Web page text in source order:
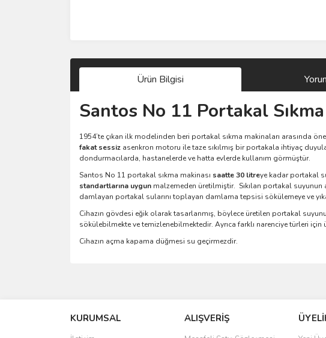
Ürün Bilgisi
Santos No 11 Portakal
1954’te çıkan ilk modelinden beri portakal sıkma makinaları arasında
fakat sessiz asenkron motoru ile taze sıkılmış bir portakala ihtiyaç
dondurmacılarda, hastanelerde ve hatta evlerde kullanım görmüştür.
Santos No 11 portakal sıkma makinası saatte 30 litreye kadar portakal
standartlarına uygun malzemeden üretilmiştir. Sıkılan portakal
damlayan portakal sularını toplayan damlama tepsisi sökülemeye ve
Cihazın gövdesi eğik olarak tasarlanmış, böylece üretilen portakal
sökülebilmekte ve temizlenebilmektedir. Ayrıca farklı narenciye türleri için
Cihazın açma kapama düğmesi su geçirmezdir.
Ürün resmi kalitesiz, bozuk veya görüntülenemiyor.
Ürün açıklamasında eksik bilgiler bulunuyor.
KURUMSAL ALIŞVERİŞ